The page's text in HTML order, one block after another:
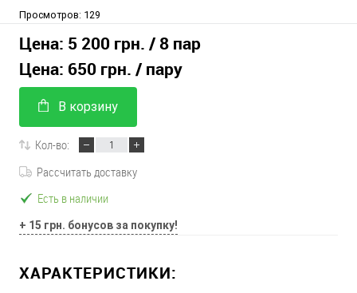
Просмотров: 129
Цена: 5 200 грн. / 8 пар
Цена: 650 грн. / пару
В корзину
Кол-во:
Рассчитать доставку
Есть в наличии
+ 15 грн. бонусов за покупку!
ХАРАКТЕРИСТИКИ: